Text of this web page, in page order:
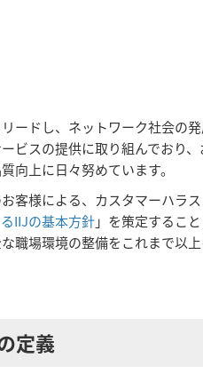
ードし、ネットワーク社会の
ビスの提供に取り組んでおり
向上に日々努めています。
客様による、カスタマーハラ
IIJの基本方針」を策定するこ
職場環境の整備をこれまで以
定義